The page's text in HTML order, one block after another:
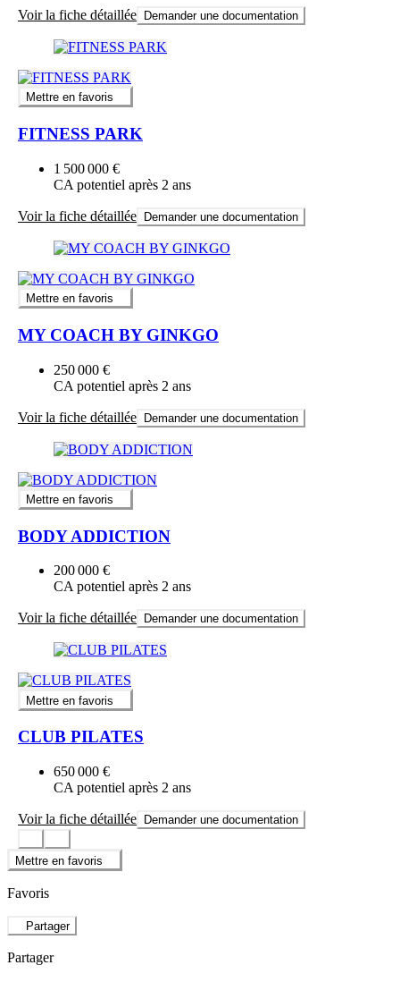
Voir la fiche détaillée Demander une documentation
Mettre en favoris
FITNESS PARK
1 500 000 €
CA potentiel après 2 ans
Voir la fiche détaillée Demander une documentation
Mettre en favoris
MY COACH BY GINKGO
250 000 €
CA potentiel après 2 ans
Voir la fiche détaillée Demander une documentation
Mettre en favoris
BODY ADDICTION
200 000 €
CA potentiel après 2 ans
Voir la fiche détaillée Demander une documentation
Mettre en favoris
CLUB PILATES
650 000 €
CA potentiel après 2 ans
Voir la fiche détaillée Demander une documentation
Mettre en favoris
Favoris
Partager
Partager